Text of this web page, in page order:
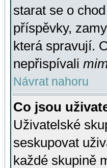
starat se o
příspěvky,
která spravují.
nepřispívali
Návrat nahoru
Co jsou
Uživatelské
seskupovat
každé skupině